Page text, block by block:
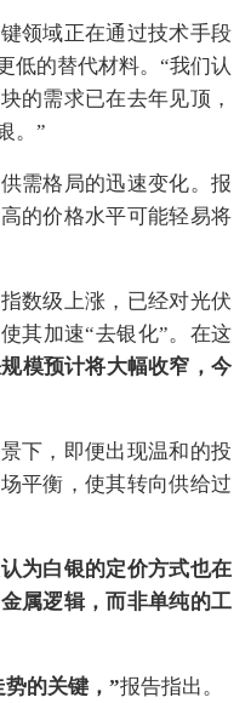
领域正在通过技术手段
低的替代材料。“我们认
的需求已在去年见顶，
。”
需格局的迅速变化。报
的价格水平可能轻易将
数级上涨，已经对光伏
其加速“去银化”。在这
模预计将大幅收窄，今
下，即便出现温和的投
平衡，使其转向供给过
为白银的定价方式也在
属逻辑，而非单纯的工
的关键，”报告指出。